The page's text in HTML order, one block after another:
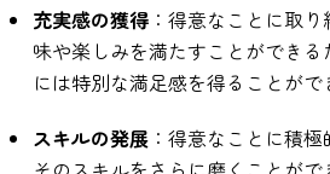
充実感の獲得 ：得意なことに取
味や楽しみを満たすことができ
には特別な満足感を得ることがで
スキルの発展 ：得意なことに積極